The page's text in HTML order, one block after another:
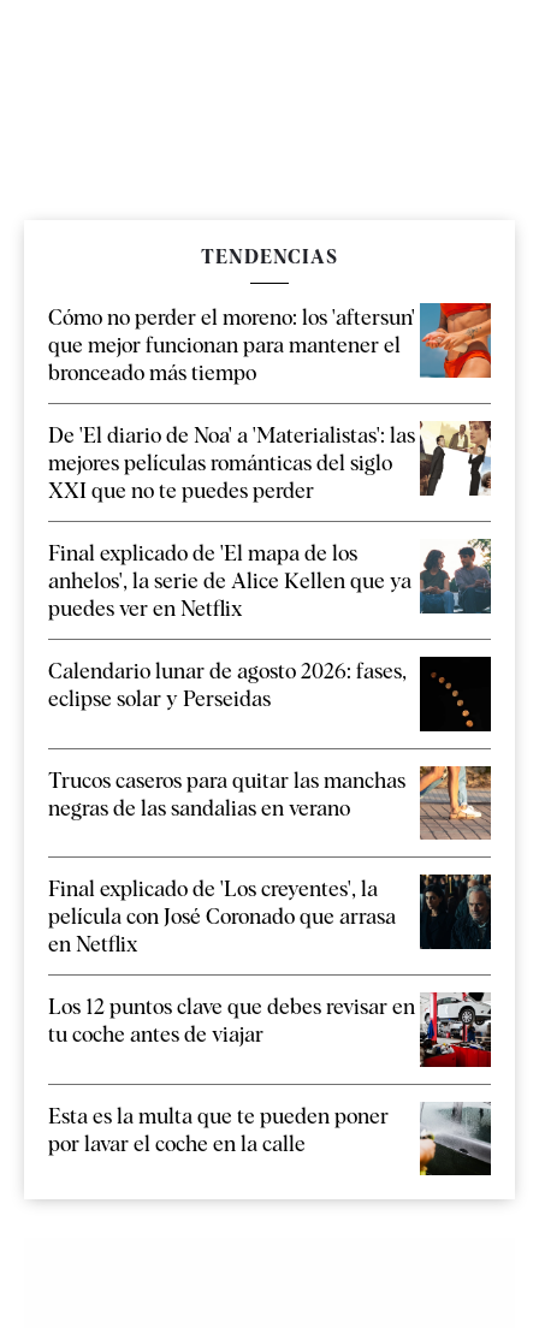
TENDENCIAS
Cómo no perder el moreno: los 'aftersun'
que mejor funcionan para mantener el
bronceado más tiempo
De 'El diario de Noa' a 'Materialistas': las
mejores películas románticas del siglo
XXI que no te puedes perder
Final explicado de 'El mapa de los
anhelos', la serie de Alice Kellen que ya
puedes ver en Netflix
Calendario lunar de agosto 2026: fases,
eclipse solar y Perseidas
Trucos caseros para quitar las manchas
negras de las sandalias en verano
Final explicado de 'Los creyentes', la
película con José Coronado que arrasa
en Netflix
Los 12 puntos clave que debes revisar en
tu coche antes de viajar
Esta es la multa que te pueden poner
por lavar el coche en la calle